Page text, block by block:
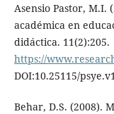
Asensio Pastor,
académica en
didáctica. 11(2):205.
https://
DOI:10.25115/
Behar, D.S. (2008).